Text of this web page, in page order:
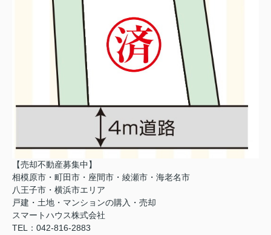
【売却不動産募集中】
相模原市・町田市・座間市・綾瀬市・海老名市
八王子市・横浜市エリア
戸建・土地・マンションの購入・売却
スマートハウス株式会社
TEL ： 042-816-2883